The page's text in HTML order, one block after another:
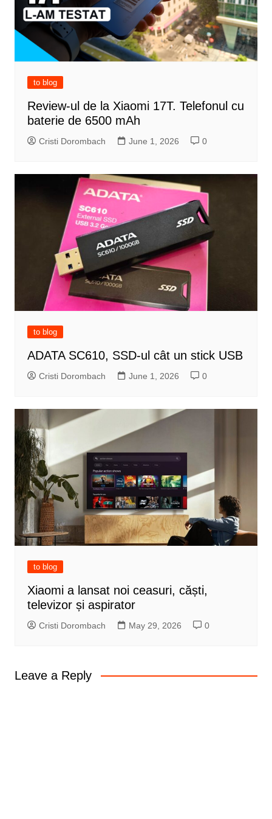
to blog
Review-ul de la Xiaomi 17T. Telefonul cu
baterie de 6500 mAh
Cristi Dorombach June 1, 2026 0
to blog
ADATA SC610, SSD-ul cât un stick USB
Cristi Dorombach June 1, 2026 0
to blog
Xiaomi a lansat noi ceasuri, căști,
televizor și aspirator
Cristi Dorombach May 29, 2026 0
Leave a Reply